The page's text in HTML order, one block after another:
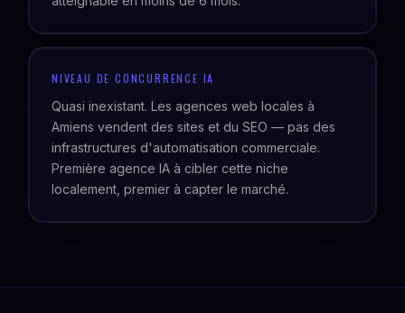
NIVEAU DE CONCURRENCE IA
Quasi inexistant. Les agences web locales à
Amiens vendent des sites et du SEO — pas des
infrastructures d'automatisation commerciale.
Première agence IA à cibler cette niche
localement, premier à capter le marché.